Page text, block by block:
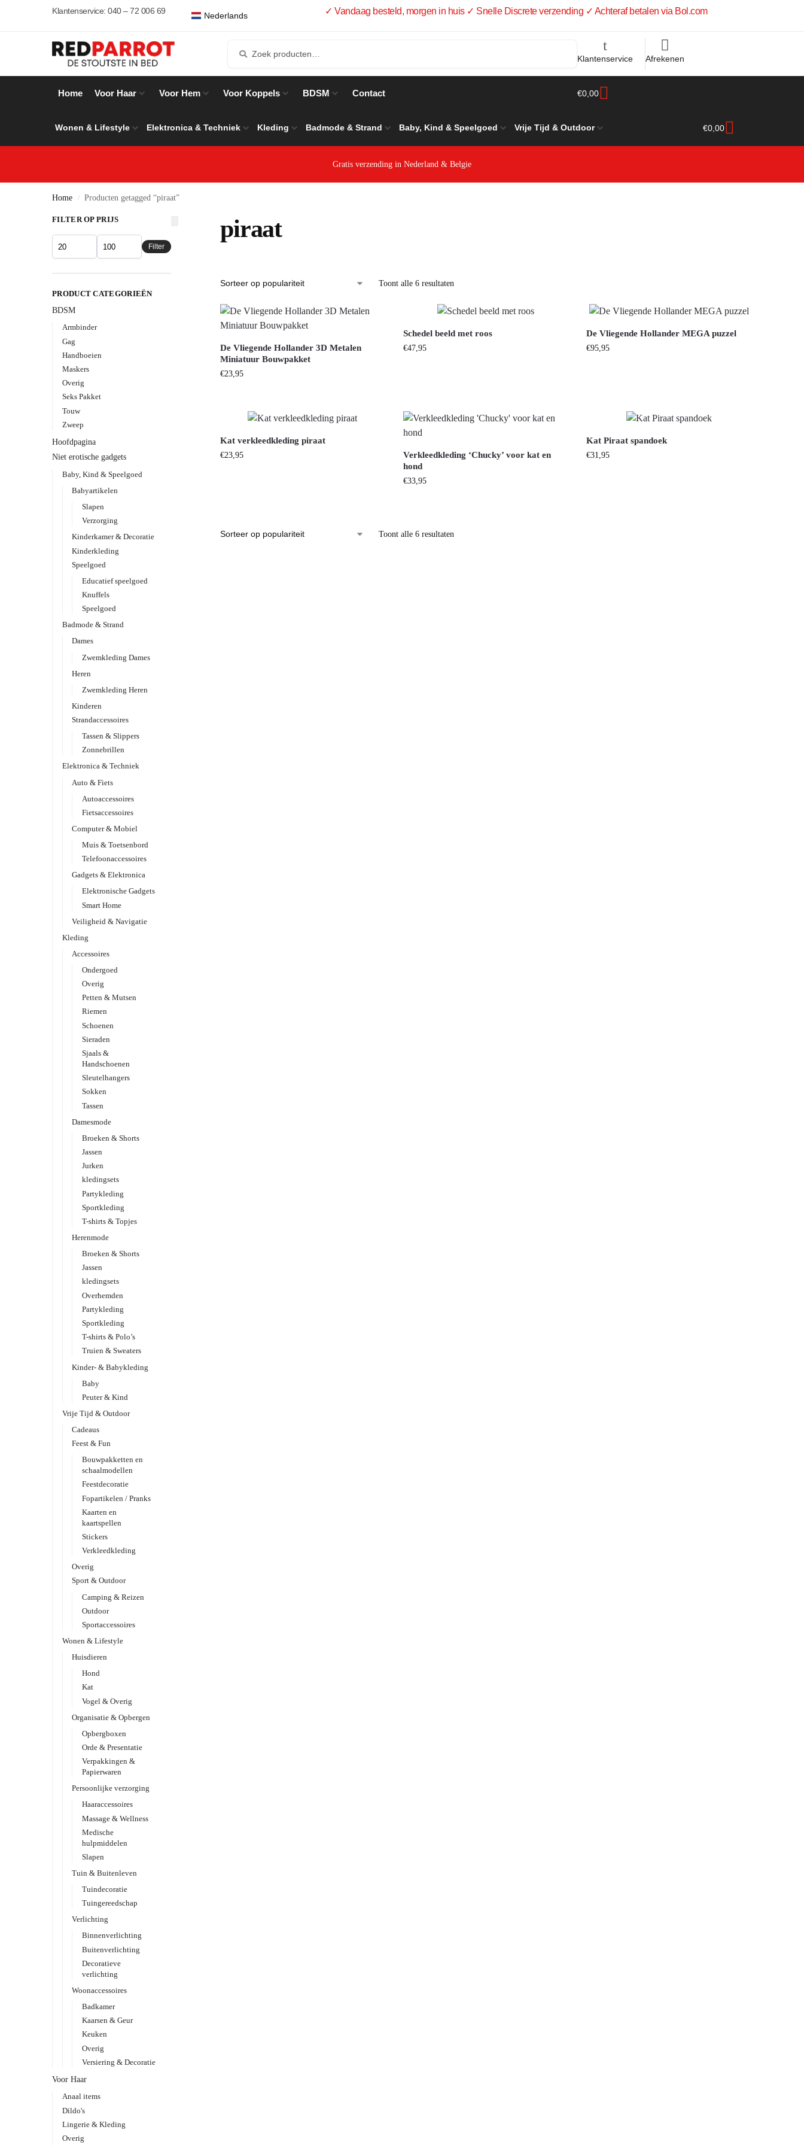
Klantenservice: 040 – 72 006 69 Nederlands
Español
✓ Vandaag besteld, morgen in huis ✓ Snelle Discrete verzending ✓ Achteraf betalen via Bol.com
Klantenservice Afrekenen
Home Voor Haar Voor Hem Voor Koppels BDSM Contact €0,00
Wonen & Lifestyle Elektronica & Techniek Kleding Badmode & Strand Baby, Kind & Speelgoed Vrije Tijd & Outdoor €0,00
Gratis verzending in Nederland & Belgie
Home / Producten getagged “piraat”
piraat
Toont alle 6 resultaten
De Vliegende Hollander 3D Metalen
Miniatuur Bouwpakket
€23,95
Schedel beeld met roos
€47,95
De Vliegende Hollander MEGA puzzel
€95,95
Kat verkleedkleding piraat
€23,95
Verkleedkleding ‘Chucky’ voor kat en
hond
€33,95
Kat Piraat spandoek
€31,95
Toont alle 6 resultaten
FILTER OP PRIJS
Filter
PRODUCT CATEGORIEËN
BDSM
Armbinder
Gag
Handboeien
Maskers
Overig
Seks Pakket
Touw
Zweep
Hoofdpagina
Niet erotische gadgets
Baby, Kind & Speelgoed
Babyartikelen
Slapen
Verzorging
Kinderkamer & Decoratie
Kinderkleding
Speelgoed
Educatief speelgoed
Knuffels
Speelgoed
Badmode & Strand
Dames
Zwemkleding Dames
Heren
Zwemkleding Heren
Kinderen
Strandaccessoires
Tassen & Slippers
Zonnebrillen
Elektronica & Techniek
Auto & Fiets
Autoaccessoires
Fietsaccessoires
Computer & Mobiel
Muis & Toetsenbord
Telefoonaccessoires
Gadgets & Elektronica
Elektronische Gadgets
Smart Home
Veiligheid & Navigatie
Kleding
Accessoires
Ondergoed
Overig
Petten & Mutsen
Riemen
Schoenen
Sieraden
Sjaals &
Handschoenen
Sleutelhangers
Sokken
Tassen
Damesmode
Broeken & Shorts
Jassen
Jurken
kledingsets
Partykleding
Sportkleding
T-shirts & Topjes
Herenmode
Broeken & Shorts
Jassen
kledingsets
Overhemden
Partykleding
Sportkleding
T-shirts & Polo’s
Truien & Sweaters
Kinder- & Babykleding
Baby
Peuter & Kind
Vrije Tijd & Outdoor
Cadeaus
Feest & Fun
Bouwpakketten en
schaalmodellen
Feestdecoratie
Fopartikelen / Pranks
Kaarten en
kaartspellen
Stickers
Verkleedkleding
Overig
Sport & Outdoor
Camping & Reizen
Outdoor
Sportaccessoires
Wonen & Lifestyle
Huisdieren
Hond
Kat
Vogel & Overig
Organisatie & Opbergen
Opbergboxen
Orde & Presentatie
Verpakkingen &
Papierwaren
Persoonlijke verzorging
Haaraccessoires
Massage & Wellness
Medische
hulpmiddelen
Slapen
Tuin & Buitenleven
Tuindecoratie
Tuingereedschap
Verlichting
Binnenverlichting
Buitenverlichting
Decoratieve
verlichting
Woonaccessoires
Badkamer
Kaarsen & Geur
Keuken
Overig
Versiering & Decoratie
Voor Haar
Anaal items
Dildo's
Lingerie & Kleding
Overig